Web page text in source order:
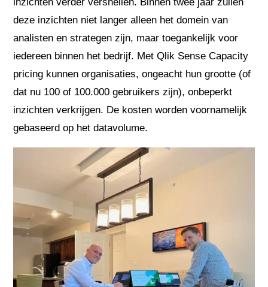
deze inzichten niet langer alleen het domein van
analisten en strategen zijn, maar toegankelijk voor
iedereen binnen het bedrijf. Met Qlik Sense Capacity
pricing kunnen organisaties, ongeacht hun grootte (of
dat nu 100 of 100.000 gebruikers zijn), onbeperkt
inzichten verkrijgen. De kosten worden voornamelijk
gebaseerd op het datavolume.